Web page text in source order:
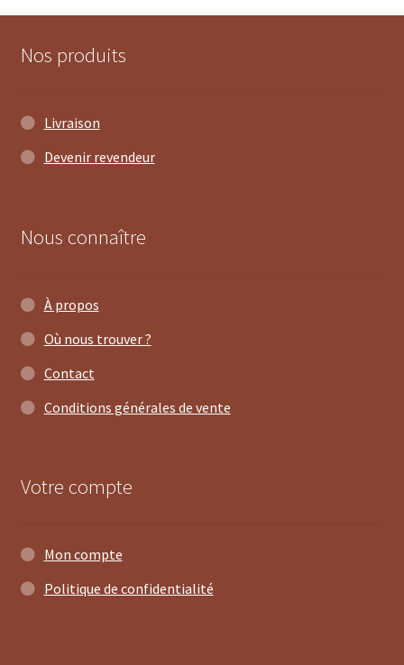
Nos produits
Livraison
Devenir revendeur
Nous connaître
À propos
Où nous trouver ?
Contact
Conditions générales de vente
Votre compte
Mon compte
Politique de confidentialité